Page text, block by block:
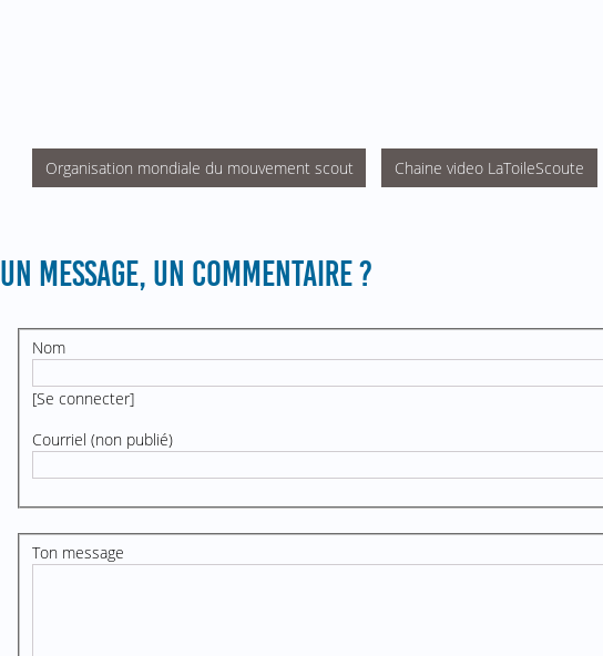
Organisation mondiale du mouvement scout Chaine video LaToileScoute
UN MESSAGE, UN COMMENTAIRE ?
Nom
[Se connecter]
Courriel (non publié)
Ton message